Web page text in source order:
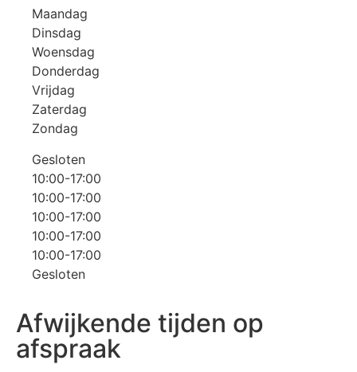
Maandag
Dinsdag
Woensdag
Donderdag
Vrijdag
Zaterdag
Zondag
Gesloten
10:00-17:00
10:00-17:00
10:00-17:00
10:00-17:00
10:00-17:00
Gesloten
Afwijkende tijden op
afspraak